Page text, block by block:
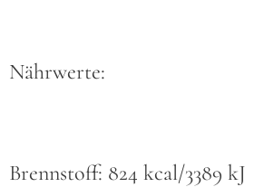
Nährwerte:
Brennstoff: 824 kcal/3389 kJ